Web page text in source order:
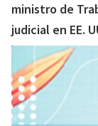
ministro de
judicial en EE.